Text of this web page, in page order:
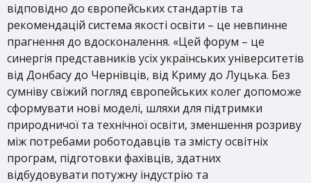
відповідно до європейських стандартів та
рекомендацій система якості освіти – це невпинне
прагнення до вдосконалення. «Цей форум – це
синергія представників усіх українських університетів
від Донбасу до Чернівців, від Криму до Луцька. Без
сумніву свіжий погляд європейських колег допоможе
сформувати нові моделі, шляхи для підтримки
природничої та технічної освіти, зменшення розриву
між потребами роботодавців та змісту освітніх
програм, підготовки фахівців, здатних
відбудовувати потужну індустрію та